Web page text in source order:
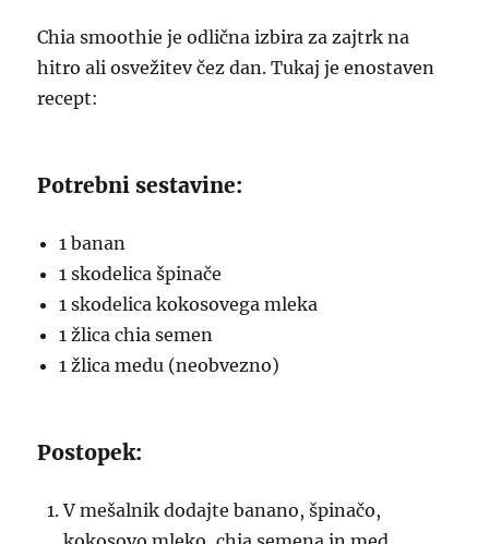
Chia smoothie je odlična izbira za zajtrk na
hitro ali osvežitev čez dan. Tukaj je enostaven
recept:
Potrebni sestavine:
1 banan
1 skodelica špinače
1 skodelica kokosovega mleka
1 žlica chia semen
1 žlica medu (neobvezno)
Postopek:
V mešalnik dodajte banano, špinačo,